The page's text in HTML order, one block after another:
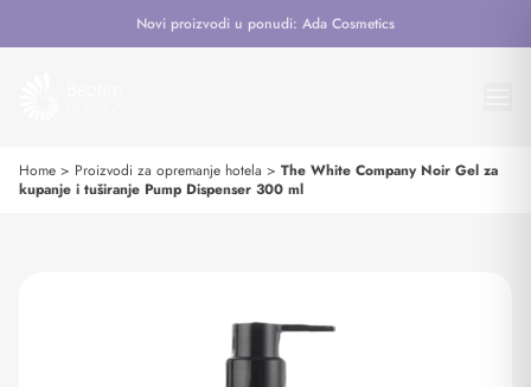
Novi proizvodi u ponudi: Ada Cosmetics
Home > Proizvodi za opremanje hotela > The White Company Noir Gel za
kupanje i tuširanje Pump Dispenser 300 ml